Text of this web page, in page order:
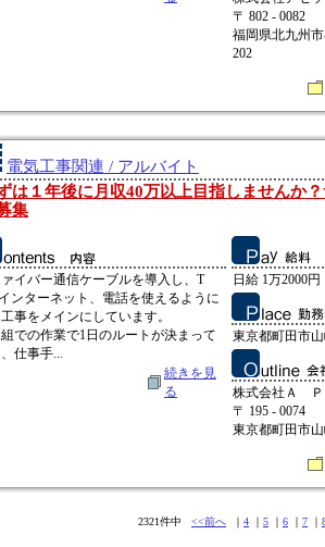
〒 802 - 0082
福岡県北九州
202
電気工事関連 / アルバイト
は１年後に月収40万以上目指しませんか
集
イバー通信ケーブルを導入し、T
ンターネット、電話を使えるように
事をメインにしています。
での作業で1日のルートが決まって
仕事手...
続きを見
る
日給 1万2000円
東京都町田市
株式会社Ａ Ｐ
〒 195 - 0074
東京都町田市
2321件中 <<前へ ｜ 4 ｜ 5 ｜ 6 ｜ 7 ｜